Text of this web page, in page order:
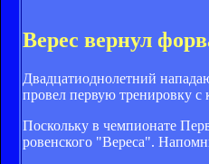
Верес вернул
Двадцатиоднолетний
провел первую тренировку с
Поскольку в чемпионате
ровенского "Вереса".